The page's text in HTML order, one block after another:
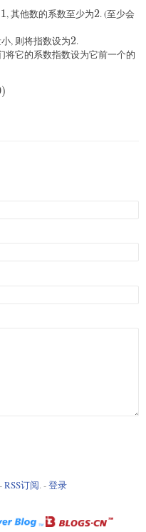
1
1, 其他数的系数至少为2
2. (至少会
, 则将指数设为2
2.
将它的系数指数设为它前一个的
)
RSS订阅. -登录